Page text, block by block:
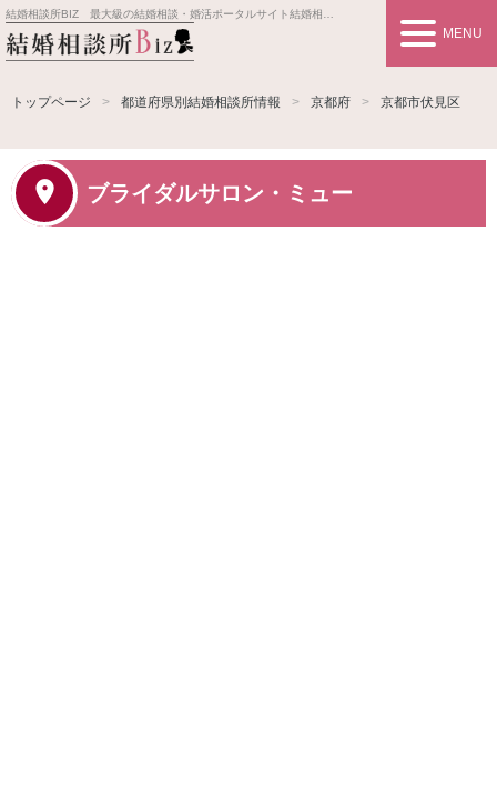
結婚相談所BIZ 最大級の結婚相談・婚活ポータルサイト結婚相談所事業者情報や婚活お見合いの悩み、対策を紹介します。
MENU
トップページ 都道府県別結婚相談所情報 京都府 京都市伏見区
ブライダルサロン・ミュー